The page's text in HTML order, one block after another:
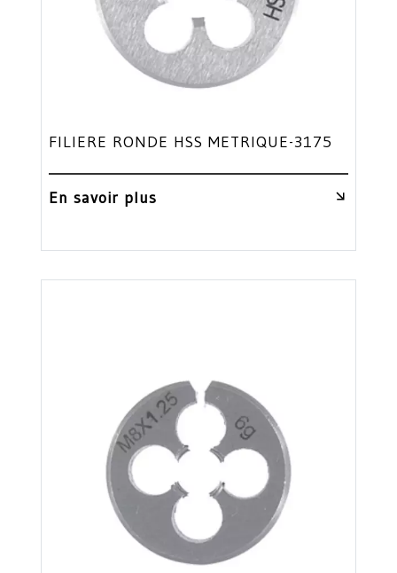
FILIERE RONDE HSS METRIQUE-3175
En savoir plus